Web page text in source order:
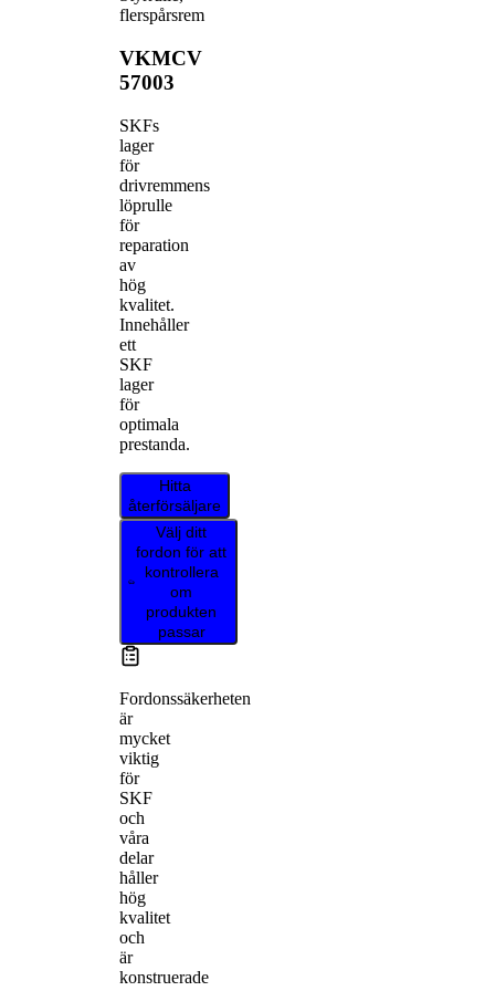
flerspårsrem
VKMCV
57003
SKFs
lager
för
drivremmens
löprulle
för
reparation
av
hög
kvalitet.
Innehåller
ett
SKF
lager
för
optimala
prestanda.
Hitta
återförsäljare
Välj ditt
fordon för att
kontrollera
om
produkten
passar
Fordonssäkerheten
är
mycket
viktig
för
SKF
och
våra
delar
håller
hög
kvalitet
och
är
konstruerade